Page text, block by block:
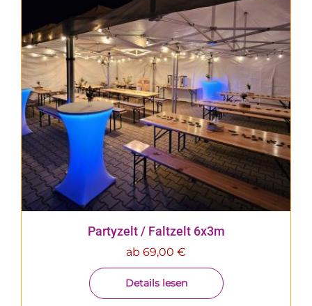
Partyzelt / Faltzelt 6x3m
ab 69,00 €
Details lesen